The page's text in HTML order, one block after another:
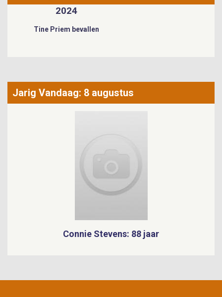
2024
Tine Priem bevallen
Jarig Vandaag: 8 augustus
Connie Stevens: 88 jaar